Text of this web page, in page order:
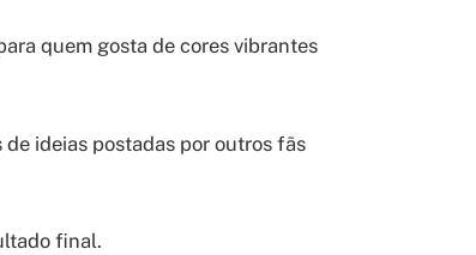
quem gosta de cores vibrantes
ideias postadas por outros fãs
final.